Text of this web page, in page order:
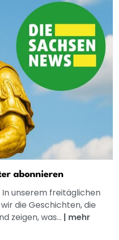
abonnieren
unserem freitäglichen
die Geschichten, die
zeigen, was... | mehr